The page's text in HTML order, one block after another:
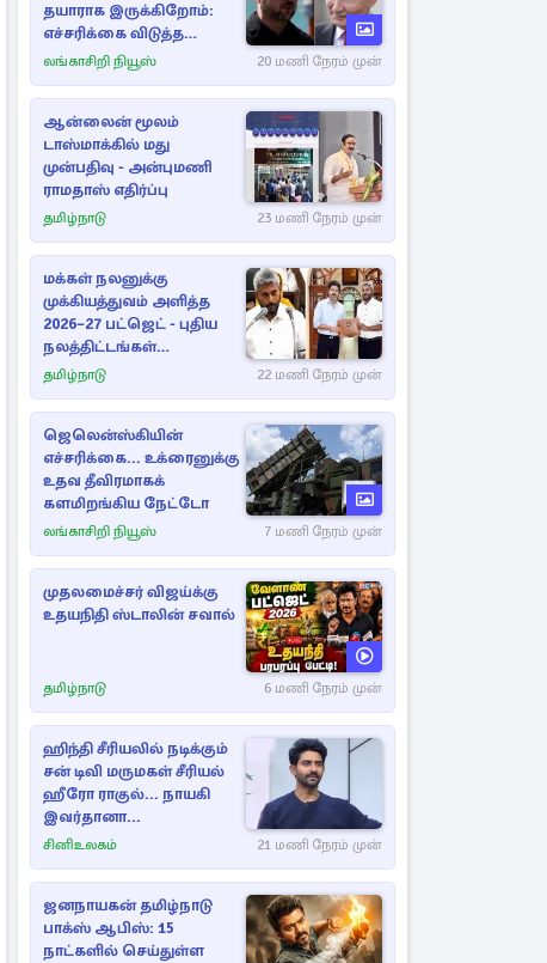
தயாராக இருக்கிறோம்:
எச்சரிக்கை விடுத்த
ஜெலென்ஸ்கி
லங்காசிறி நியூஸ் 20 மணி நேரம் முன்
ஆன்லைன் மூலம்
டாஸ்மாக்கில் மது
முன்பதிவு - அன்புமணி
ராமதாஸ் எதிர்ப்பு
தமிழ்நாடு 23 மணி நேரம் முன்
மக்கள் நலனுக்கு
முக்கியத்துவம் அளித்த
2026–27 பட்ஜெட் - புதிய
நலத்திட்டங்கள்
என்னென்ன?
தமிழ்நாடு 22 மணி நேரம் முன்
ஜெலென்ஸ்கியின்
எச்சரிக்கை... உக்ரைனுக்கு
உதவ தீவிரமாகக்
களமிறங்கிய நேட்டோ
லங்காசிறி நியூஸ் 7 மணி நேரம் முன்
முதலமைச்சர் விஜய்க்கு
உதயநிதி ஸ்டாலின் சவால்
தமிழ்நாடு 6 மணி நேரம் முன்
ஹிந்தி சீரியலில் நடிக்கும்
சன் டிவி மருமகள் சீரியல்
ஹீரோ ராகுல்... நாயகி
இவர்தானா...
சினிஉலகம் 21 மணி நேரம் முன்
ஜனநாயகன் தமிழ்நாடு
பாக்ஸ் ஆபிஸ்: 15
நாட்களில் செய்துள்ள